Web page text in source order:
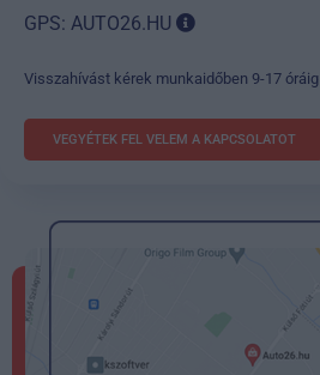
GPS: AUTO26.HU
Visszahívást kérek munkaidőben 9-17 óráig
VEGYÉTEK FEL VELEM A KAPCSOLATOT